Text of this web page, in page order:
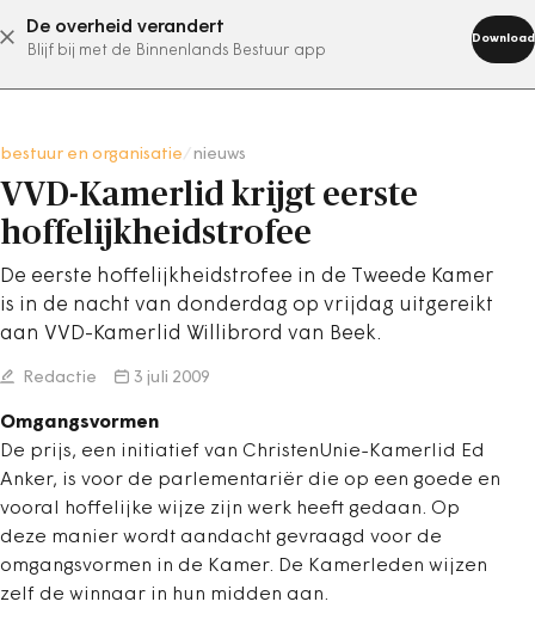
De overheid verandert
Blijf bij met de Binnenlands Bestuur app
Download
abonneer nu
bestuur en organisatie nieuws
VVD-Kamerlid krijgt eerste
hoffelijkheidstrofee
De eerste hoffelijkheidstrofee in de Tweede Kamer
is in de nacht van donderdag op vrijdag uitgereikt
aan VVD-Kamerlid Willibrord van Beek.
Redactie 3 juli 2009
Omgangsvormen
De prijs, een initiatief van ChristenUnie-Kamerlid Ed
Anker, is voor de parlementariër die op een goede en
vooral hoffelijke wijze zijn werk heeft gedaan. Op
deze manier wordt aandacht gevraagd voor de
omgangsvormen in de Kamer. De Kamerleden wijzen
zelf de winnaar in hun midden aan.